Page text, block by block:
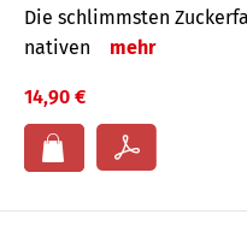
Die schlimmsten
nativen
mehr
14,90 €